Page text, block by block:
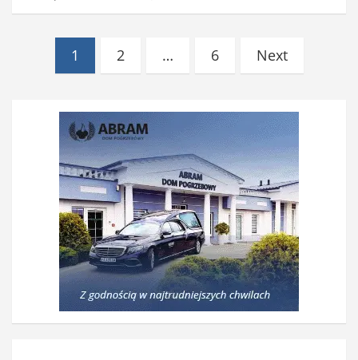
Stronicowanie
wpisów
1 2 … 6 Next